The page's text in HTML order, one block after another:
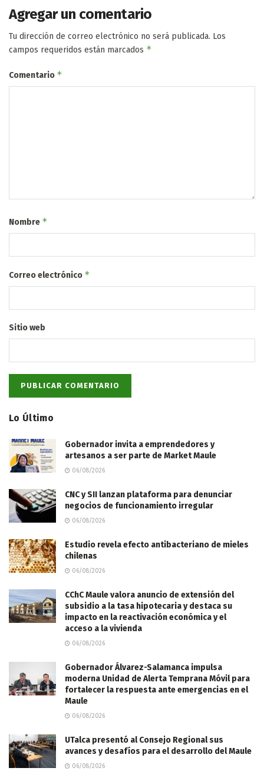
Agregar un comentario
Tu dirección de correo electrónico no será publicada. Los
campos requeridos están marcados *
Comentario *
Nombre *
Correo electrónico *
Sitio web
Lo Último
Gobernador invita a emprendedores y
artesanos a ser parte de Market Maule
06/08/2026
CNC y SII lanzan plataforma para denunciar
negocios de funcionamiento irregular
06/08/2026
Estudio revela efecto antibacteriano de mieles
chilenas
06/08/2026
CChC Maule valora anuncio de extensión del
subsidio a la tasa hipotecaria y destaca su
impacto en la reactivación económica y el
acceso a la vivienda
06/08/2026
Gobernador Álvarez-Salamanca impulsa
moderna Unidad de Alerta Temprana Móvil para
fortalecer la respuesta ante emergencias en el
Maule
06/08/2026
UTalca presentó al Consejo Regional sus
avances y desafíos para el desarrollo del Maule
06/08/2026